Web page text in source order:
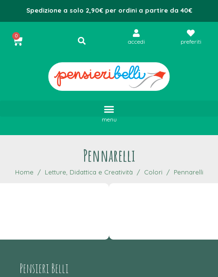
Spedizione a solo 2,90€ per ordini a partire da 40€
0
accedi preferiti
menu
Pennarelli
Home Letture, Didattica e Creatività Colori Pennarelli
Pensieri Belli